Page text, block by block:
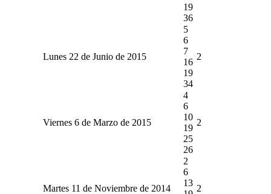
19
36
Lunes 22 de Junio de 2015
5
6
7
16
19
34
2
Viernes 6 de Marzo de 2015
4
6
10
19
25
26
2
Martes 11 de Noviembre de 2014
2
6
13
2